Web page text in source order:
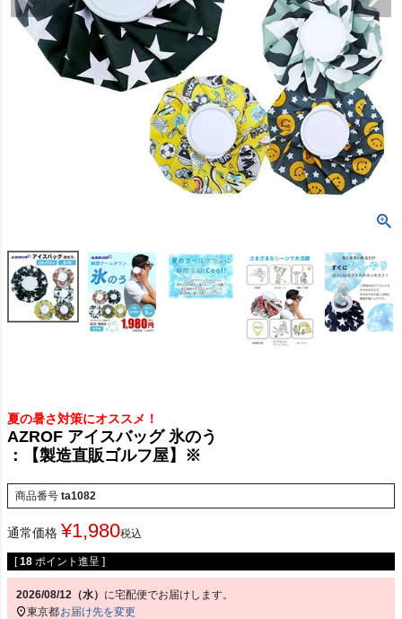
夏の暑さ対策にオススメ！
AZROF アイスバッグ 氷のう
：【製造直販ゴルフ屋】※
商品番号 ta1082
通常価格 ¥1,980税込
[ 18 ポイント進呈 ]
2026/08/12（水） に宅配便でお届けします。
東京都お届け先を変更